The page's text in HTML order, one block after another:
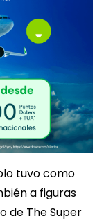
tuvo como
a figuras
de The Super